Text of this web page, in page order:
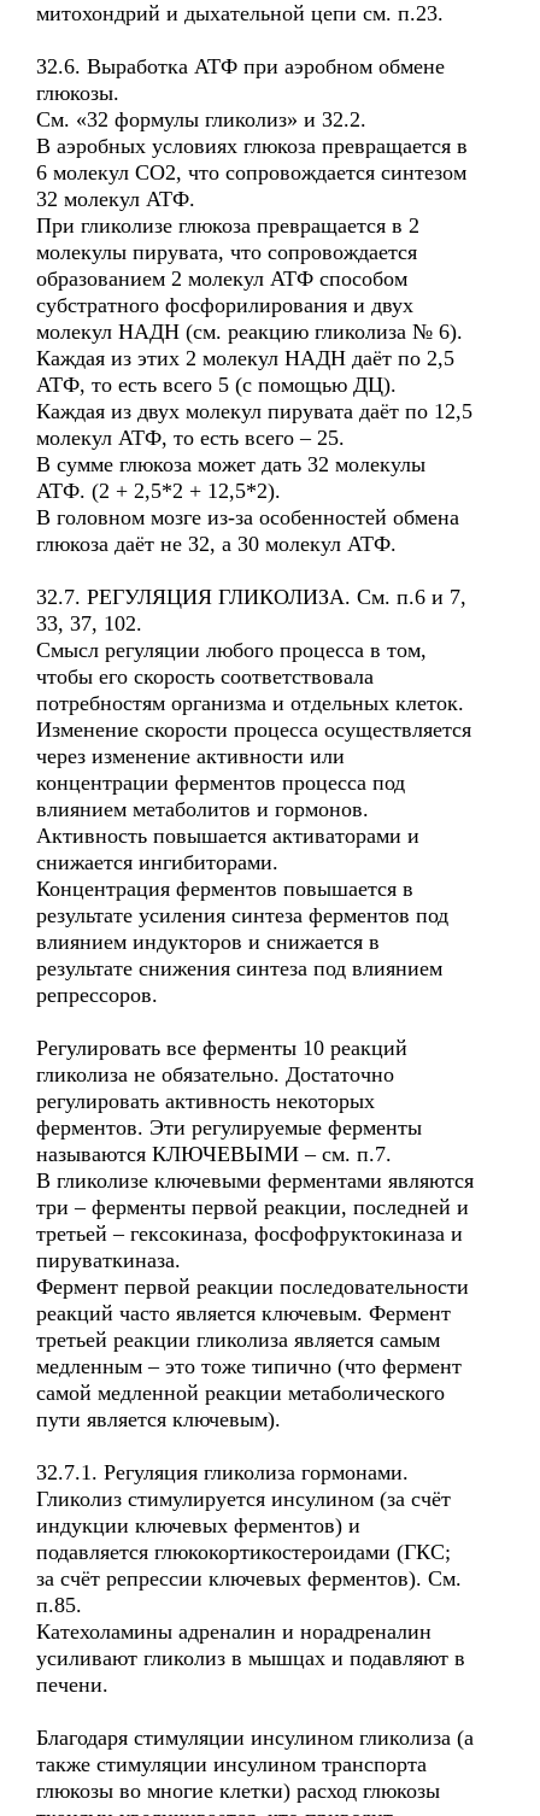
митохондрий и дыхательной цепи см. п.23.
32.6. Выработка АТФ при аэробном обмене
глюкозы.
См. «32 формулы гликолиз» и 32.2.
В аэробных условиях глюкоза превращается в
6 молекул СО2, что сопровождается синтезом
32 молекул АТФ.
При гликолизе глюкоза превращается в 2
молекулы пирувата, что сопровождается
образованием 2 молекул АТФ способом
субстратного фосфорилирования и двух
молекул НАДН (см. реакцию гликолиза № 6).
Каждая из этих 2 молекул НАДН даёт по 2,5
АТФ, то есть всего 5 (с помощью ДЦ).
Каждая из двух молекул пирувата даёт по 12,5
молекул АТФ, то есть всего – 25.
В сумме глюкоза может дать 32 молекулы
АТФ. (2 + 2,5*2 + 12,5*2).
В головном мозге из-за особенностей обмена
глюкоза даёт не 32, а 30 молекул АТФ.
32.7. РЕГУЛЯЦИЯ ГЛИКОЛИЗА. См. п.6 и 7,
33, 37, 102.
Смысл регуляции любого процесса в том,
чтобы его скорость соответствовала
потребностям организма и отдельных клеток.
Изменение скорости процесса осуществляется
через изменение активности или
концентрации ферментов процесса под
влиянием метаболитов и гормонов.
Активность повышается активаторами и
снижается ингибиторами.
Концентрация ферментов повышается в
результате усиления синтеза ферментов под
влиянием индукторов и снижается в
результате снижения синтеза под влиянием
репрессоров.
Регулировать все ферменты 10 реакций
гликолиза не обязательно. Достаточно
регулировать активность некоторых
ферментов. Эти регулируемые ферменты
называются КЛЮЧЕВЫМИ – см. п.7.
В гликолизе ключевыми ферментами являются
три – ферменты первой реакции, последней и
третьей – гексокиназа, фосфофруктокиназа и
пируваткиназа.
Фермент первой реакции последовательности
реакций часто является ключевым. Фермент
третьей реакции гликолиза является самым
медленным – это тоже типично (что фермент
самой медленной реакции метаболического
пути является ключевым).
32.7.1. Регуляция гликолиза гормонами.
Гликолиз стимулируется инсулином (за счёт
индукции ключевых ферментов) и
подавляется глюкокортикостероидами (ГКС;
за счёт репрессии ключевых ферментов). См.
п.85.
Катехоламины адреналин и норадреналин
усиливают гликолиз в мышцах и подавляют в
печени.
Благодаря стимуляции инсулином гликолиза (а
также стимуляции инсулином транспорта
глюкозы во многие клетки) расход глюкозы